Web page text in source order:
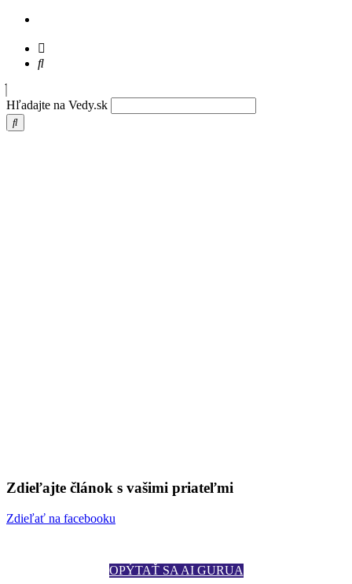
Hľadajte na Vedy.sk
Zdieľajte článok s vašimi priateľmi
Zdieľať na facebooku
OPÝTAŤ SA AI GURUA